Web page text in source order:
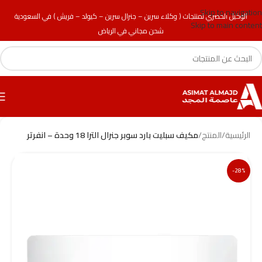
الوكيل الحصري لمنتجات ( وكلاء سرين – جنرال سرين – كيولد – فريش ) في السعودية
شحن مجاني في الرياض
Skip to navigation
Skip to main content
الرئيسية/المنتج/مكيف سبليت بارد سوبر جنرال الترا 18 وحدة – انفرتر
-28%